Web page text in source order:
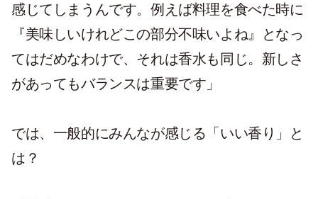
感じてしまうんです。例えば料理を食べた時に
『美味しいけれどこの部分不味いよね』となっ
てはだめなわけで、それは香水も同じ。新しさ
があってもバランスは重要です」
では、一般的にみんなが感じる「いい香り」と
は？